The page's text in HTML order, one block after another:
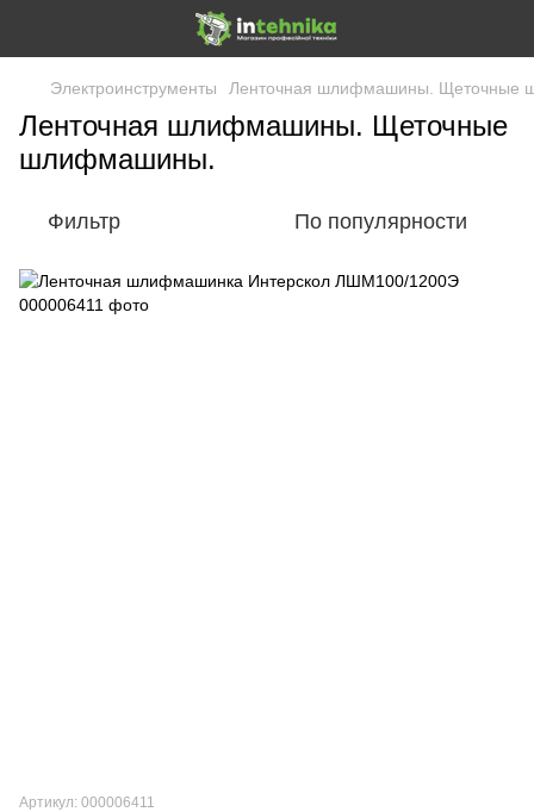
Электроинструменты Ленточная шлифмашины. Щеточные
Ленточная шлифмашины. Щеточные
шлифмашины.
Фильтр По популярности
Артикул: 000006411